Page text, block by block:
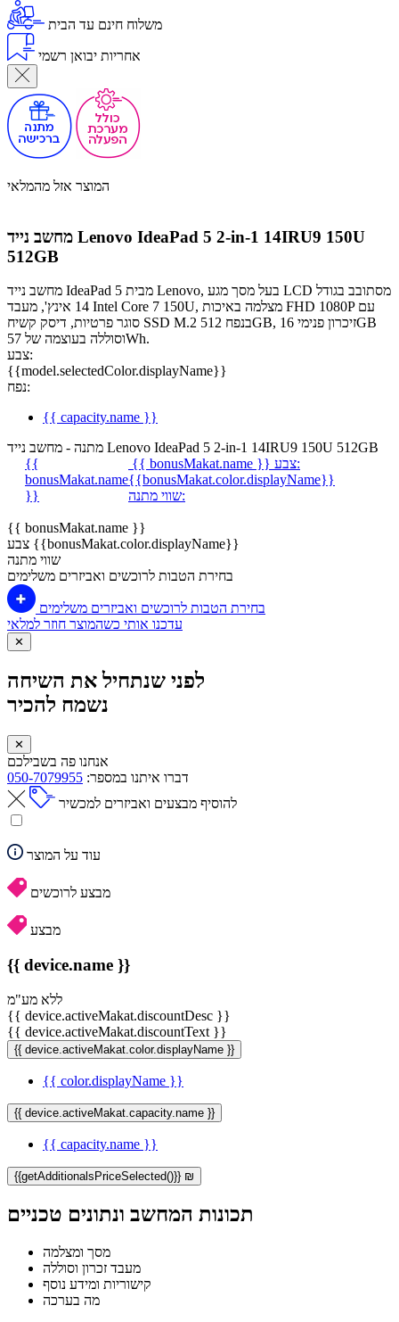
משלוח חינם עד הבית
אחריות יבואן רשמי
המוצר אזל מהמלאי
מחשב נייד Lenovo IdeaPad 5 2-in-1 14IRU9 150U
512GB
מחשב נייד IdeaPad 5 מבית Lenovo, בעל מסך מגע LCD מסתובב בגודל
14 אינץ', מעבד Intel Core 7 150U, מצלמה באיכות FHD 1080P עם
סוגר פרטיות, דיסק קשיח SSD M.2 בנפח 512GB, זיכרון פנימי 16GB
וסוללה בעוצמה של 57Wh.
צבע:
{{model.selectedColor.displayName}}
נפח:
{{ capacity.name }}
מתנה - מחשב נייד Lenovo IdeaPad 5 2-in-1 14IRU9 150U 512GB
{{
bonusMakat.name
}}
{{ bonusMakat.name }}
צבע:
{{bonusMakat.color.displayName}}
שווי מתנה:
{{ bonusMakat.name }}
צבע {{bonusMakat.color.displayName}}
שווי מתנה
בחירת הטבות לרוכשים ואביזרים משלימים
בחירת הטבות לרוכשים ואביזרים משלימים
עדכנו אותי כשהמוצר חוזר למלאי
✕
לפני שנתחיל את השיחה
נשמח להכיר
✕
אנחנו פה בשבילכם
דברו איתנו במספר: 050-7079955
להוסיף מבצעים ואביזרים למכשיר
עוד על המוצר
מבצע לרוכשים
מבצע
{{ device.name }}
ללא מע"מ
{{ device.activeMakat.discountDesc }}
{{ device.activeMakat.discountText }}
{{ device.activeMakat.color.displayName }}
{{ color.displayName }}
{{ device.activeMakat.capacity.name }}
{{ capacity.name }}
{{getAdditionalsPriceSelected()}} ₪
תכונות המחשב ונתונים טכניים
מסך ומצלמה
מעבד זכרון וסוללה
קישוריות ומידע נוסף
מה בערכה